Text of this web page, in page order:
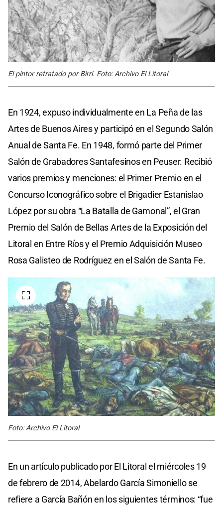
El pintor retratado por Birri. Foto: Archivo El Litoral
En 1924, expuso individualmente en La Peña de las
Artes de Buenos Aires y participó en el Segundo Salón
Anual de Santa Fe. En 1948, formó parte del Primer
Salón de Grabadores Santafesinos en Peuser. Recibió
varios premios y menciones: el Primer Premio en el
Concurso Iconográfico sobre el Brigadier Estanislao
López por su obra “La Batalla de Gamonal”, el Gran
Premio del Salón de Bellas Artes de la Exposición del
Litoral en Entre Ríos y el Premio Adquisición Museo
Rosa Galisteo de Rodríguez en el Salón de Santa Fe.
Foto: Archivo El Litoral
En un artículo publicado por El Litoral el miércoles 19
de febrero de 2014, Abelardo García Simoniello se
refiere a García Bañón en los siguientes términos: “fue